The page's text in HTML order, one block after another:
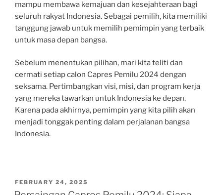
mampu membawa kemajuan dan kesejahteraan bagi
seluruh rakyat Indonesia. Sebagai pemilih, kita memiliki
tanggung jawab untuk memilih pemimpin yang terbaik
untuk masa depan bangsa.
Sebelum menentukan pilihan, mari kita teliti dan
cermati setiap calon Capres Pemilu 2024 dengan
seksama. Pertimbangkan visi, misi, dan program kerja
yang mereka tawarkan untuk Indonesia ke depan.
Karena pada akhirnya, pemimpin yang kita pilih akan
menjadi tonggak penting dalam perjalanan bangsa
Indonesia.
POSTED
ON
FEBRUARY 24, 2025